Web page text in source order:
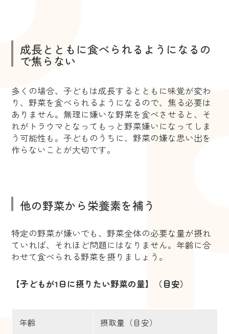
成長とともに食べられるようになるの
で焦らない
多くの場合、子どもは成長するとともに味覚が変わ
り、野菜を食べられるようになるので、焦る必要は
ありません。無理に嫌いな野菜を食べさせると、そ
れがトラウマとなってもっと野菜嫌いになってしま
う可能性も。子どものうちに、野菜の嫌な思い出を
作らないことが大切です。
他の野菜から栄養素を補う
特定の野菜が嫌いでも、野菜全体の必要な量が摂れ
ていれば、それほど問題にはなりません。年齢に合
わせて食べられる野菜を摂りましょう。
【子どもが1日に摂りたい野菜の量】（目安）
年齢 摂取量（目安）